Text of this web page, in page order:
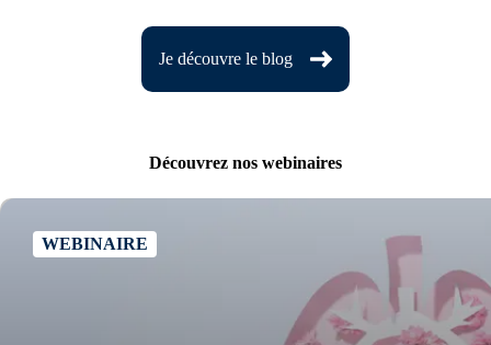
Je découvre le blog
Découvrez nos webinaires
WEBINAIRE